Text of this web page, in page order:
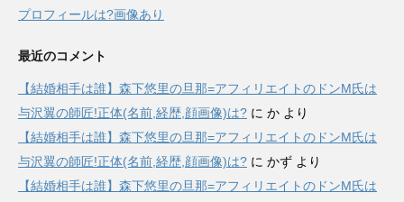
プロフィールは?画像あり
最近のコメント
【結婚相手は誰】森下悠里の旦那=アフィリエイトのドンM氏は
与沢翼の師匠!正体(名前,経歴,顔画像)は? に か より
【結婚相手は誰】森下悠里の旦那=アフィリエイトのドンM氏は
与沢翼の師匠!正体(名前,経歴,顔画像)は? に かず より
【結婚相手は誰】森下悠里の旦那=アフィリエイトのドンM氏は